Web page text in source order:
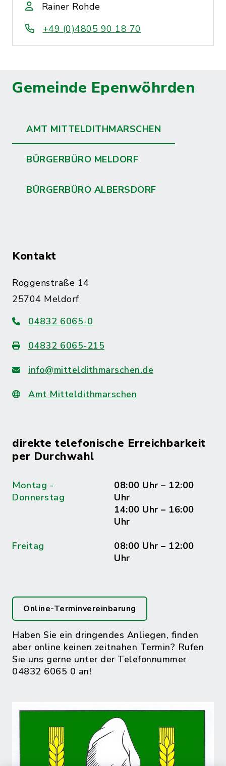
Rainer Rohde
+49 (0)4805 90 18 70
Gemeinde Epenwöhrden
AMT MITTELDITHMARSCHEN
BÜRGERBÜRO MELDORF
BÜRGERBÜRO ALBERSDORF
Kontakt
Roggenstraße 14
25704 Meldorf
04832 6065-0
04832 6065-215
info@mitteldithmarschen.de
Amt Mitteldithmarschen
direkte telefonische Erreichbarkeit
per Durchwahl
Montag -
Donnerstag
08:00 Uhr – 12:00
Uhr
14:00 Uhr – 16:00
Uhr
Freitag
08:00 Uhr – 12:00
Uhr
Online-Terminvereinbarung
Haben Sie ein dringendes Anliegen, finden
aber online keinen zeitnahen Termin? Rufen
Sie uns gerne unter der Telefonnummer
04832 6065 0 an!